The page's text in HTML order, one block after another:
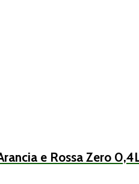
e Rossa Zero